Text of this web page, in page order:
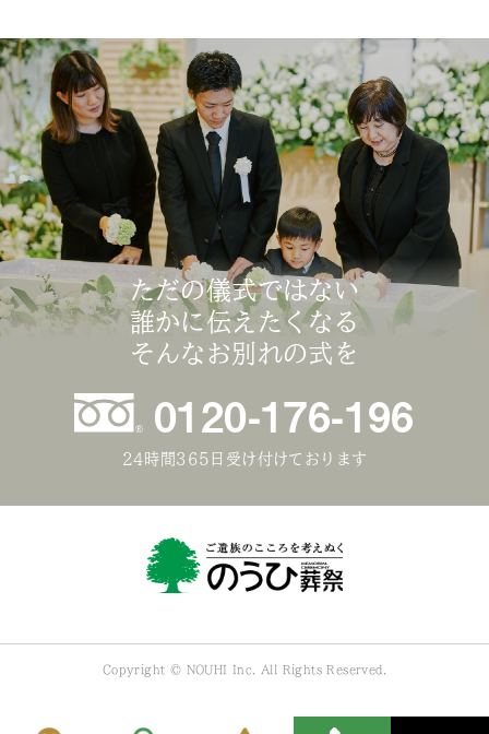
ただの儀式ではない
誰かに伝えたくなる
そんなお別れの式を
0120-176-196
24時間365日受け付けております
Copyright © NOUHI Inc. All Rights Reserved.